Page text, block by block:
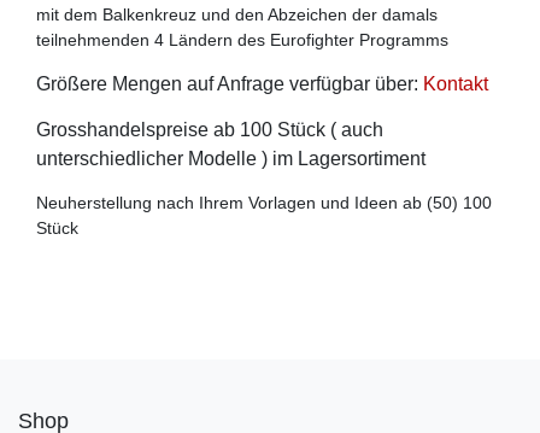
mit dem Balkenkreuz und den Abzeichen der damals
teilnehmenden 4 Ländern des Eurofighter Programms
Größere Mengen auf Anfrage verfügbar über: Kontakt
Grosshandelspreise ab 100 Stück ( auch
unterschiedlicher Modelle ) im Lagersortiment
Neuherstellung nach Ihrem Vorlagen und Ideen ab (50) 100
Stück
Shop